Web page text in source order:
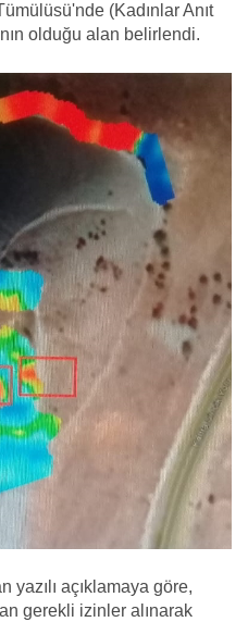
(Kadınlar Anıt
olduğu alan belirlendi.
yazılı açıklamaya göre,
gerekli izinler alınarak